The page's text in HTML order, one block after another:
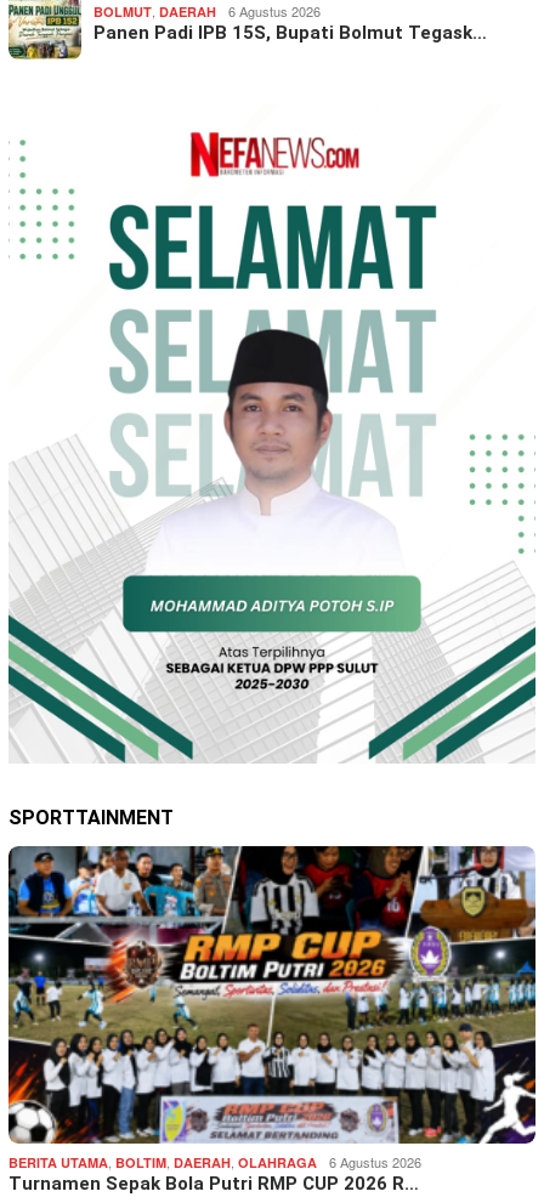
BOLMUT DAERAH 6 Agustus 2026
Panen Padi IPB 15S, Bupati Bolmut Tegask…
SPORTTAINMENT
BERITA UTAMA, BOLTIM, DAERAH, OLAHRAGA 6 Agustus 2026
Turnamen Sepak Bola Putri RMP CUP 2026 R…